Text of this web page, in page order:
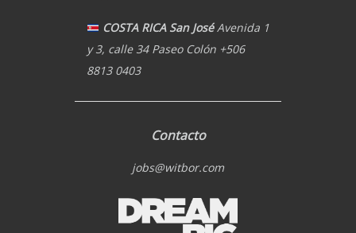
COSTA RICA San JoséAvenida 1
y 3, calle 34 Paseo Colón +506
8813 0403
Contacto
jobs@witbor.com